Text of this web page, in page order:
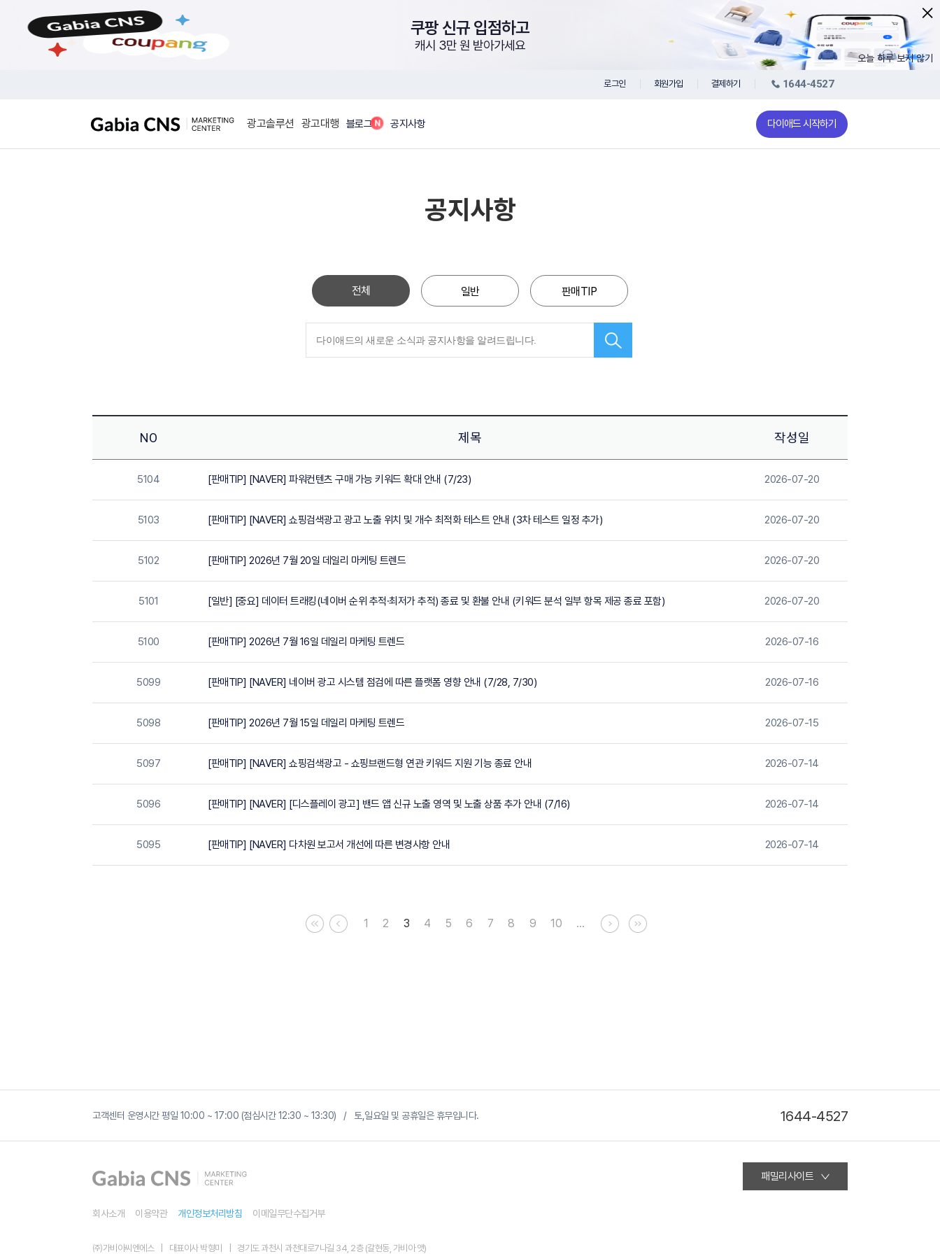
쿠팡 신규 입점하고
캐시 3만 원 받아가세요
오늘 하루 보지 않기
로그인 회원가입 결제하기 1644-4527
광고솔루션 광고대행 블로그 N 공지사항 다이애드 시작하기
공지사항
전체 일반 판매TIP
NO 제목 작성일
5104 [판매TIP] [NAVER] 파워컨텐츠 구매 가능 키워드 확대 안내 (7/23) 2026-07-20
5103 [판매TIP] [NAVER] 쇼핑검색광고 광고 노출 위치 및 개수 최적화 테스트 안내 (3차 테스트 일정 추가) 2026-07-20
5102 [판매TIP] 2026년 7월 20일 데일리 마케팅 트렌드 2026-07-20
5101 [일반] [중요] 데이터 트래킹(네이버 순위 추적·최저가 추적) 종료 및 환불 안내 (키워드 분석 일부 항목 제공 종료 포함) 2026-07-20
5100 [판매TIP] 2026년 7월 16일 데일리 마케팅 트렌드 2026-07-16
5099 [판매TIP] [NAVER] 네이버 광고 시스템 점검에 따른 플랫폼 영향 안내 (7/28, 7/30) 2026-07-16
5098 [판매TIP] 2026년 7월 15일 데일리 마케팅 트렌드 2026-07-15
5097 [판매TIP] [NAVER] 쇼핑검색광고 - 쇼핑브랜드형 연관 키워드 지원 기능 종료 안내 2026-07-14
5096 [판매TIP] [NAVER] [디스플레이 광고] 밴드 앱 신규 노출 영역 및 노출 상품 추가 안내 (7/16) 2026-07-14
5095 [판매TIP] [NAVER] 다차원 보고서 개선에 따른 변경사항 안내 2026-07-14
1 2 3 4 5 6 7 8 9 10 …
G
고,
고객센터 운영시간 평일 10:00 ~ 17:00 (점심시간 12:30 ~ 13:30) / 토,일요일 및 공휴일은 휴무입니다. 1644-4527
회사소개 이용약관 개인정보처리방침 이메일무단수집거부
㈜가비아씨엔에스 대표이사 박형미 경기도 과천시 과천대로7나길 34, 2층 (갈현동, 가비아 앳)
패밀리사이트